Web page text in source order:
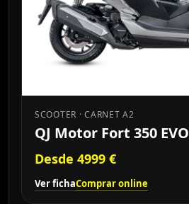
SCOOTER · CARNET A2
QJ Motor Fort 350 EVO
Desde 4999 €
Ver fichaComprar online